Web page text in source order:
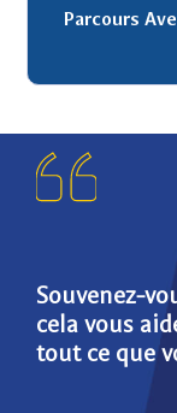
Parcours
Souvenez-
cela vous
tout ce que